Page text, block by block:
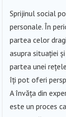
Sprijinul social
personale. În
partea celor
asupra situației
partea unei
îți pot oferi
A învăța din
este un proces